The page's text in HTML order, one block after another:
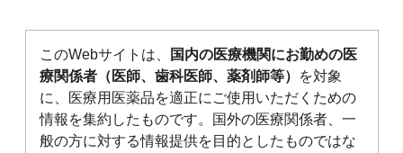
このWebサイトは、
国内の医療機関にお勤めの医
療関係者（医師、歯科医師、薬剤師等）
を対象
に、医療用医薬品を適正にご使用いただくための
情報を集約したものです。国外の医療関係者、一
般の方に対する情報提供を目的としたものではな